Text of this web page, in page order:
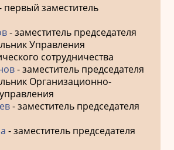
первый заместитель
- заместитель председателя
Управления
сотрудничества
- заместитель председателя
Организационно-
- заместитель председателя
- заместитель председателя